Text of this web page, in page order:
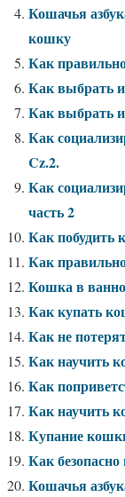
Кошачья
кошку
Как
Как выбрать
Как выбрать
Как
Cz.2.
Как
часть 2
Как побудить
Как
Кошка в
Как купать
Как не
Как научить
Как
Как научить
Купание
Как
Кошачья